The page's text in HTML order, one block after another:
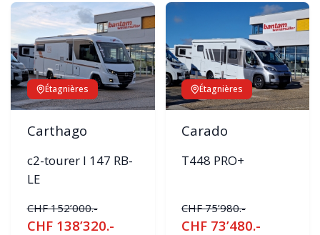
Étagnières
Carthago
c2-tourer I 147 RB-
LE
CHF 152’000.-
CHF 138’320.-
Étagnières
Carado
T448 PRO+
CHF 75’980.-
CHF 73’480.-